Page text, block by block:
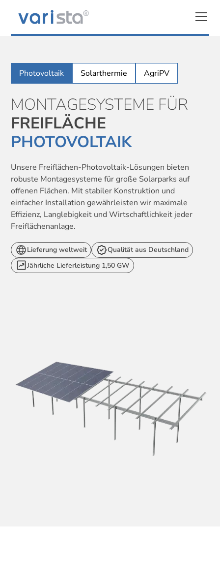
Photovoltaik Solarthermie AgriPV
MONTAGESYSTEME FÜR
FREIFLÄCHE
PHOTOVOLTAIK
Unsere Freiflächen-Photovoltaik-Lösungen bieten
robuste Montagesysteme für große Solarparks auf
offenen Flächen. Mit stabiler Konstruktion und
einfacher Installation gewährleisten wir maximale
Effizienz, Langlebigkeit und Wirtschaftlichkeit jeder
Freiflächenanlage.
Lieferung weltweit
Qualität aus Deutschland
Jährliche Lieferleistung 1,50 GW